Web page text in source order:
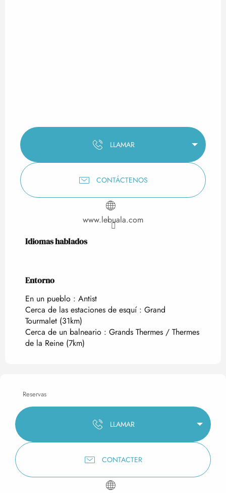
LLAMAR
CONTÁCTENOS
www.lebuala.com
Idiomas hablados
Idiomas hablados
Entorno
Entorno
En un pueblo : Antist
Cerca de las estaciones de esquí : Grand
Tourmalet (31km)
Cerca de un balneario : Grands Thermes / Thermes
de la Reine (7km)
Reservas
LLAMAR
CONTACTER